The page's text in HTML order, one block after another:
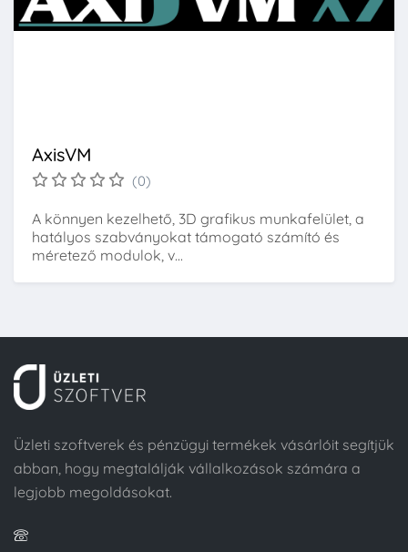
AxisVM
(0)
A könnyen kezelhető, 3D grafikus munkafelület, a
hatályos szabványokat támogató számító és
méretező modulok, v...
Üzleti szoftverek és pénzügyi termékek vásárlóit segítjük
abban, hogy megtalálják vállalkozások számára a
legjobb megoldásokat.